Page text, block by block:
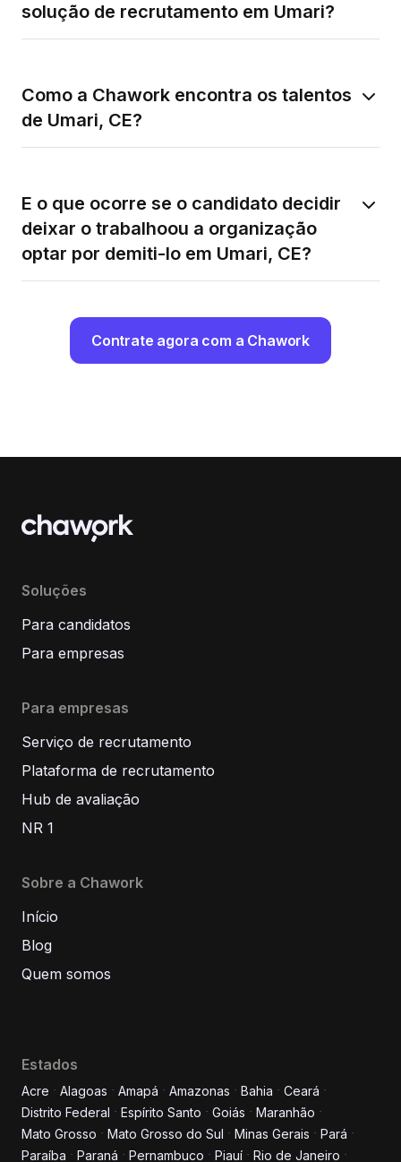
solução de recrutamento em Umari?
Como a Chawork encontra os talentos
de Umari, CE?
E o que ocorre se o candidato decidir
deixar o trabalhoou a organização
optar por demiti-lo em Umari, CE?
Contrate agora com a Chawork
Informe seus dados para
conversar conosco!
Soluções
Para candidatos
Para empresas
Para empresas
Serviço de recrutamento
Plataforma de recrutamento
Hub de avaliação
NR 1
Sobre a Chawork
Início
Blog
Quem somos
Estados
Acre Alagoas Amapá Amazonas Bahia
Ceará
Distrito Federal
Espírito Santo Goiás
Maranhão
Mato Grosso
Mato Grosso do Sul Minas Gerais
Pará
Paraíba
Paraná Pernambuco Piauí Rio de Janeiro